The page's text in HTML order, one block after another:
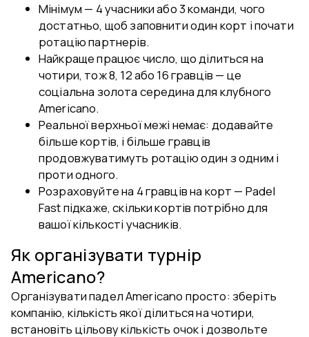
Мінімум — 4 учасники або 3 команди, чого
достатньо, щоб заповнити один корт і почати
ротацію партнерів.
Найкраще працює число, що ділиться на
чотири, тож 8, 12 або 16 гравців — це
соціальна золота середина для клубного
Americano.
Реальної верхньої межі немає: додавайте
більше кортів, і більше гравців
продовжуватимуть ротацію один з одним і
проти одного.
Розраховуйте на 4 гравців на корт — Padel
Fast підкаже, скільки кортів потрібно для
вашої кількості учасників.
Як організувати турнір
Americano?
Організувати падел Americano просто: зберіть
компанію, кількість якої ділиться на чотири,
встановіть цільову кількість очок і дозвольте